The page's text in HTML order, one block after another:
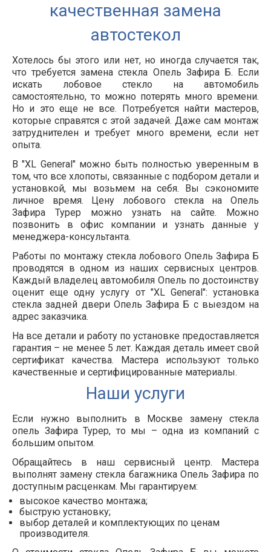
качественная замена
автостекол
Хотелось бы этого или нет, но иногда случается так,
что требуется замена стекла Опель Зафира Б. Если
искать лобовое стекло на автомобиль
самостоятельно, то можно потерять много времени.
Но и это еще не все. Потребуется найти мастеров,
которые справятся с этой задачей. Даже сам монтаж
затруднителен и требует много времени, если нет
опыта.
В "XL General" можно быть полностью уверенным в
том, что все хлопоты, связанные с подбором детали и
установкой, мы возьмем на себя. Вы сэкономите
личное время. Цену лобового стекла на Опель
Зафира Турер можно узнать на сайте. Можно
позвонить в офис компании и узнать данные у
менеджера-консультанта.
Работы по монтажу стекла лобового Опель Зафира Б
проводятся в одном из наших сервисных центров.
Каждый владелец автомобиля Опель по достоинству
оценит еще одну услугу от "XL General": установка
стекла задней двери Опель Зафира Б с выездом на
адрес заказчика.
На все детали и работу по установке предоставляется
гарантия – не менее 5 лет. Каждая деталь имеет свой
сертификат качества. Мастера используют только
качественные и сертифицированные материалы.
Наши услуги
Если нужно выполнить в Москве замену стекла
опель Зафира Турер, то мы – одна из компаний с
большим опытом.
Обращайтесь в наш сервисный центр. Мастера
выполнят замену стекла багажника Опель Зафира по
доступным расценкам. Мы гарантируем:
высокое качество монтажа;
быструю установку;
выбор деталей и комплектующих по ценам
производителя.